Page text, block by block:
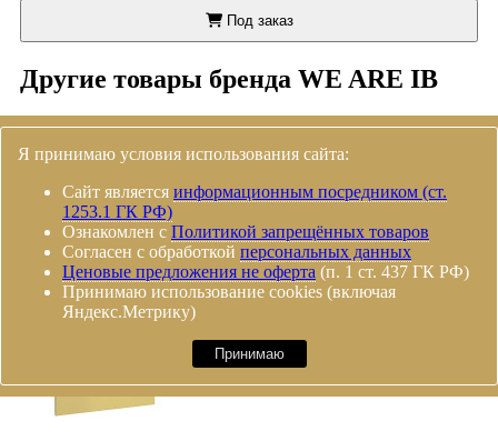
Под заказ
Другие товары бренда WE ARE IB
Я принимаю условия использования сайта:
Сайт является информационным посредником (ст.
1253.1 ГК РФ)
Ознакомлен с Политикой запрещённых товаров
Согласен с обработкой персональных данных
Ценовые предложения не оферта (п. 1 ст. 437 ГК РФ)
Принимаю использование cookies (включая
Яндекс.Метрику)
Принимаю